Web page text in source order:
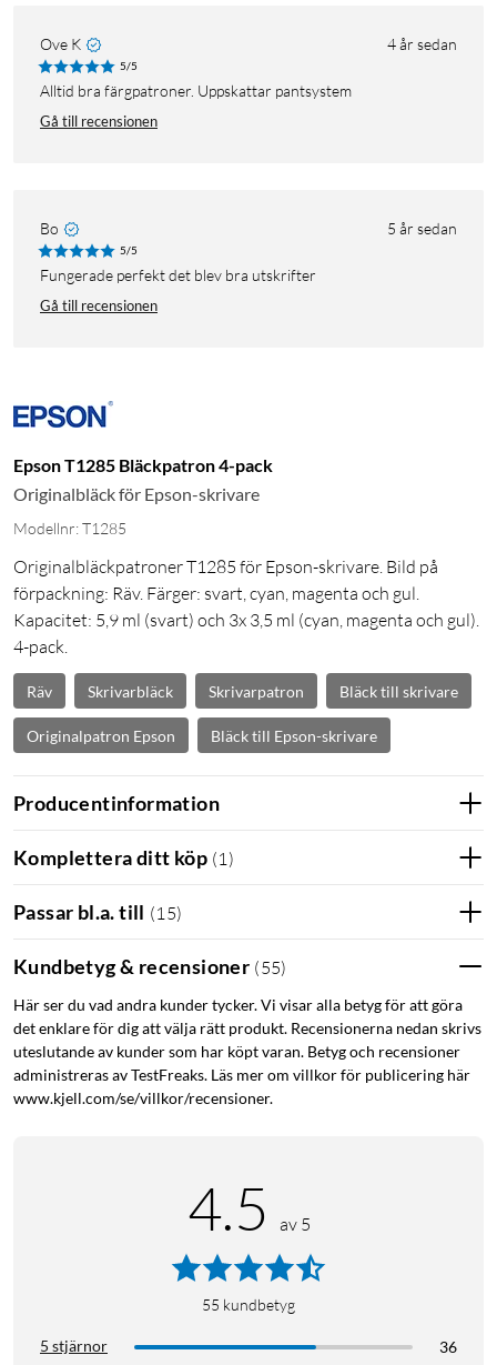
Ove K 4 år sedan
5/5
Alltid bra färgpatroner. Uppskattar pantsystem
Gå till recensionen
Bo 5 år sedan
5/5
Fungerade perfekt det blev bra utskrifter
Gå till recensionen
Epson T1285 Bläckpatron 4-pack
Originalbläck för Epson-skrivare
Modellnr: T1285
Originalbläckpatroner T1285 för Epson-skrivare. Bild på
förpackning: Räv. Färger: svart, cyan, magenta och gul.
Kapacitet: 5,9 ml (svart) och 3x 3,5 ml (cyan, magenta och gul).
4-pack.
Räv Skrivarbläck Skrivarpatron Bläck till skrivare
Originalpatron Epson Bläck till Epson-skrivare
Producentinformation
Komplettera ditt köp (1 )
Passar bl.a. till (15)
Kundbetyg & recensioner (55)
Här ser du vad andra kunder tycker. Vi visar alla betyg för att göra
det enklare för dig att välja rätt produkt. Recensionerna nedan skrivs
uteslutande av kunder som har köpt varan. Betyg och recensioner
administreras av TestFreaks. Läs mer om villkor för publicering här
www.kjell.com/se/villkor/recensioner.
4.5 av 5
55 kundbetyg
5 stjärnor 36